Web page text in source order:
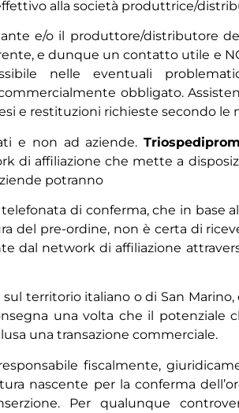
alla società produttrice/
e/o il produttore/distributore
e dunque un contatto utile e
nelle eventuali
obbligato.
e restituzioni richieste secondo
e non ad aziende.
di affiliazione che mette a
potranno
di conferma, che in base
del pre-ordine, non è certa di
dal network di affiliazione
territorio italiano o di San Marino,
una volta che il potenziale
una transazione commerciale.
fiscalmente,
nascente per la conferma
Per qualunque